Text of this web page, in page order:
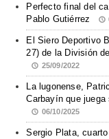
Perfecto final del
Pablo Gutiérrez
El Siero Deportivo
27) de la División
25/09/2022
La lugonense,
Carbayín que
06/10/2025
Sergio Plata,